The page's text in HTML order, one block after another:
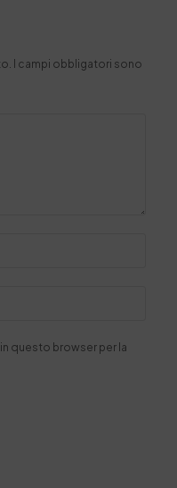
I campi obbligatori sono
questo browser per la